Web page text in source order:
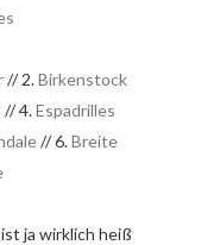
// 2.Birkenstock
// 4.Espadrilles
// 6.Breite
ja wirklich heiß